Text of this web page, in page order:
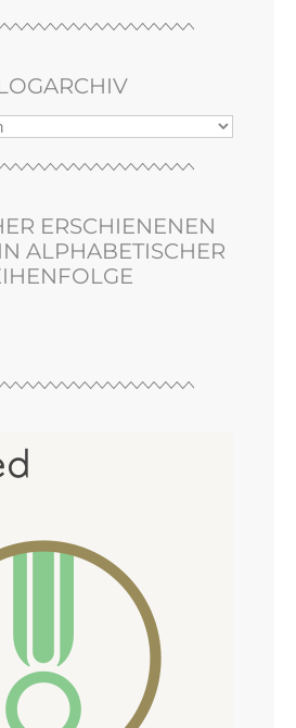
ERSCHIENENEN
ALPHABETISCHER